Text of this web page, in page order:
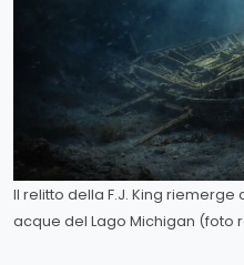
Il relitto della F.J. King
acque del Lago Michigan